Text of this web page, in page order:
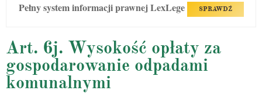
Pełny system informacji prawnej LexLege SPRAWDŹ
Art. 6j. Wysokość opłaty za
gospodarowanie odpadami
komunalnymi